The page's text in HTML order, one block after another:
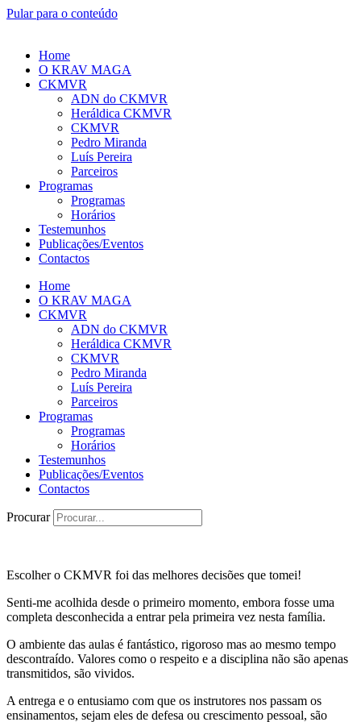
Pular para o conteúdo
Home
O KRAV MAGA
CKMVR
ADN do CKMVR
Heráldica CKMVR
CKMVR
Pedro Miranda
Luís Pereira
Parceiros
Programas
Programas
Horários
Testemunhos
Publicações/Eventos
Contactos
Home
O KRAV MAGA
CKMVR
ADN do CKMVR
Heráldica CKMVR
CKMVR
Pedro Miranda
Luís Pereira
Parceiros
Programas
Programas
Horários
Testemunhos
Publicações/Eventos
Contactos
Procurar
Escolher o CKMVR foi das melhores decisões que tomei!
Senti-me acolhida desde o primeiro momento, embora fosse uma
completa desconhecida a entrar pela primeira vez nesta família.
O ambiente das aulas é fantástico, rigoroso mas ao mesmo tempo
descontraído. Valores como o respeito e a disciplina não são apenas
transmitidos, são vividos.
A entrega e o entusiamo com que os instrutores nos passam os
ensinamentos, sejam eles de defesa ou crescimento pessoal, são